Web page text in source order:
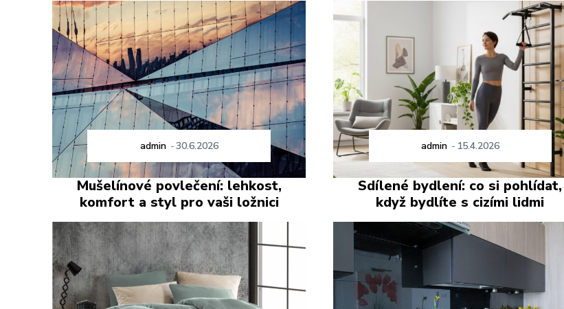
admin -30.6.2026 admin - 15.4.2026
Mušelínové povlečení: lehkost,
komfort a styl pro vaši ložnici
Sdílené bydlení: co si pohlídat,
když bydlíte s cizími lidmi